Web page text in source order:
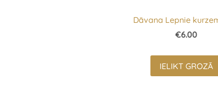
Dāvana Lepnie
€6.00
IELIKT GROZĀ